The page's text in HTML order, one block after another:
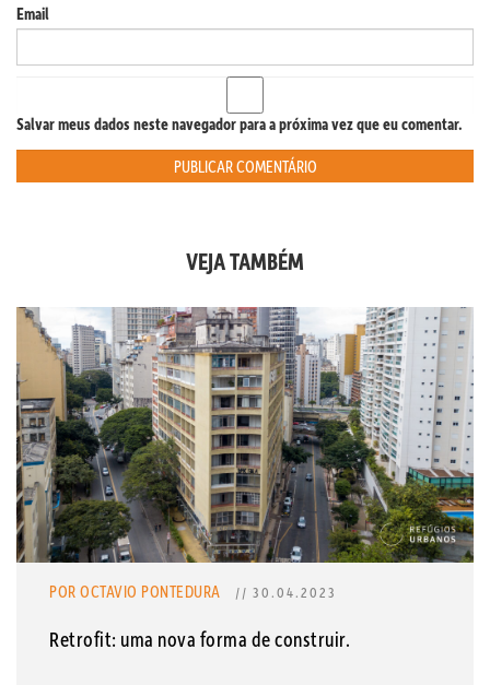
Email
Salvar meus dados neste navegador para a próxima vez que eu comentar.
VEJA TAMBÉM
POR OCTAVIO PONTEDURA // 30.04.2023
Retrofit: uma nova forma de construir.